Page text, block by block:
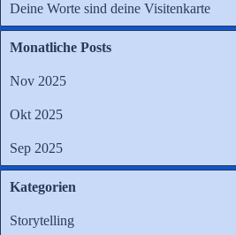
Deine Worte sind deine Visitenkarte
Monatliche Posts
Nov 2025
Okt 2025
Sep 2025
Kategorien
Storytelling